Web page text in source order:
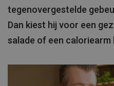
tegenovergestelde
Dan kiest hij voor een
salade of een caloriearm